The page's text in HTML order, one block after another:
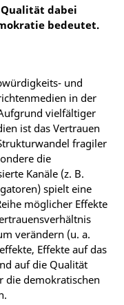
dabei
bedeutet.
und
in der
vielfältiger
ist das Vertrauen
fragiler
die
Kanäle (z. B.
spielt eine
möglicher Effekte
verändern (u. a.
Effekte auf das
auf die Qualität
die demokratischen